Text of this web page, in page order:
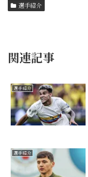
選手紹介
関連記事
選手紹介
選手紹介